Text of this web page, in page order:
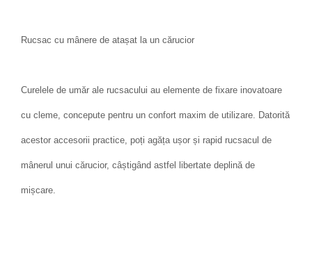
Rucsac cu mânere de atașat la un cărucior
Curelele de umăr ale rucsacului au elemente de fixare inovatoare
cu cleme, concepute pentru un confort maxim de utilizare. Datorită
acestor accesorii practice, poți agăța ușor și rapid rucsacul de
mânerul unui cărucior, câștigând astfel libertate deplină de
mișcare.